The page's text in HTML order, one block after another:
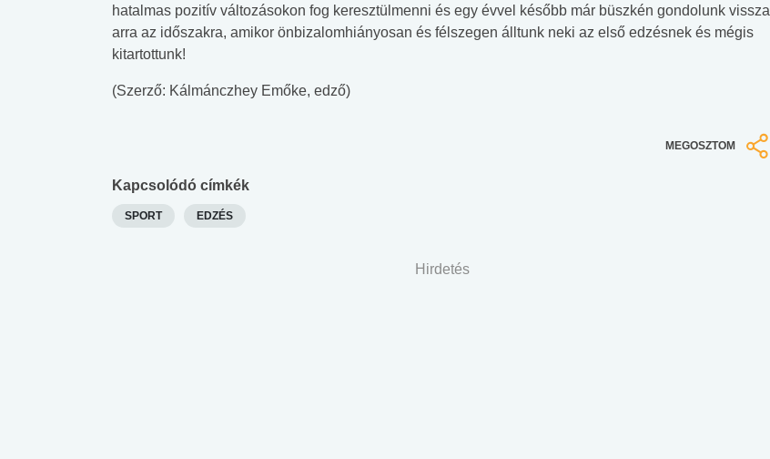
hatalmas pozitív változásokon fog keresztülmenni és egy évvel később már büszkén gondolunk vissza
arra az időszakra, amikor önbizalomhiányosan és félszegen álltunk neki az első edzésnek és mégis
kitartottunk!
(Szerző: Kálmánczhey Emőke, edző)
MEGOSZTOM
Kapcsolódó címkék
SPORT EDZÉS
Hirdetés